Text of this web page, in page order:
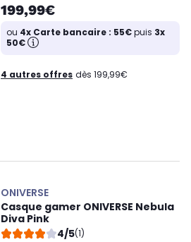
199,99€
ou 4x Carte bancaire : 55€puis 3x
50€
4 autres offres dès 199,99€
ONIVERSE
Casque gamer ONIVERSE Nebula
Diva Pink
4/5(1)